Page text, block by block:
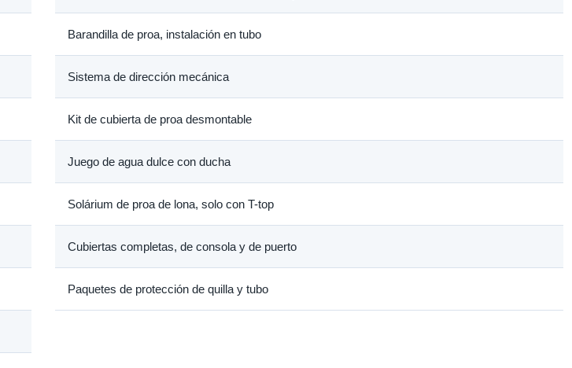
Barandilla de proa, instalación en tubo
Sistema de dirección mecánica
Kit de cubierta de proa desmontable
Juego de agua dulce con ducha
Solárium de proa de lona, solo con T-top
Cubiertas completas, de consola y de puerto
Paquetes de protección de quilla y tubo